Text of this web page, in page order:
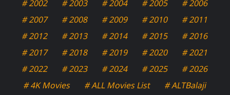
# 2002
# 2003 # 2004 # 2005
# 2006
# 2007
# 2008 # 2009 # 2010
# 2011
# 2012
# 2013 # 2014 # 2015
# 2016
# 2017
# 2018 # 2019 # 2020
# 2021
# 2022
# 2023 # 2024 # 2025
# 2026
# 4K Movies
# ALL Movies List
# ALTBalaji